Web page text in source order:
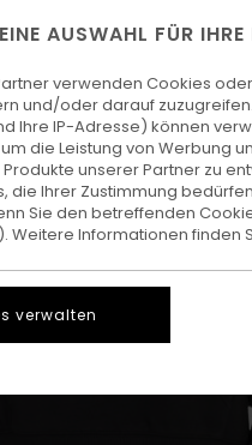
AUSWAHL FÜR
verwenden Cookies
und/oder darauf
Ihre IP-Adresse) können
die Leistung von Werbung
unserer Partner zu
die Ihrer Zustimmung
Sie den betreffenden
Weitere Informationen finden
verwalten